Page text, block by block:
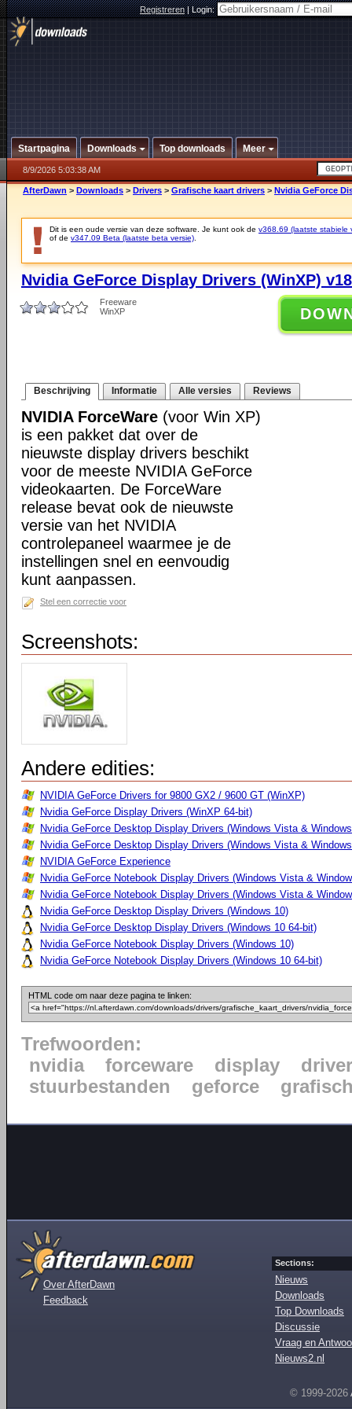
Registreren|Login:
Startpagina Downloads Top downloads Meer
8/9/2026 5:03:38 AM
AfterDawn > Downloads > Drivers > Grafische kaart drivers > Nvidia GeForce
Dit is een oude versie van deze software. Je kunt ook de v368.69 (laatste stabiele
of de v347.09 Beta (laatste beta versie)
Nvidia GeForce Display Drivers (WinXP)
Freeware
WinXP
Beschrijving Informatie Alle versies Reviews
NVIDIA ForceWare (voor Win XP)
is een pakket dat over de
nieuwste display drivers beschikt
voor de meeste NVIDIA GeForce
videokaarten. De ForceWare
release bevat ook de nieuwste
versie van het NVIDIA
controlepaneel waarmee je de
instellingen snel en eenvoudig
kunt aanpassen.
Stel een correctie voor
Screenshots:
Andere edities:
NVIDIA GeForce Drivers for 9800 GX2 / 9600 GT (WinXP)
Nvidia GeForce Display Drivers (WinXP 64-bit)
Nvidia GeForce Desktop Display Drivers (Windows Vista &
Nvidia GeForce Desktop Display Drivers (Windows Vista &
NVIDIA GeForce Experience
Nvidia GeForce Notebook Display Drivers (Windows Vista &
Nvidia GeForce Notebook Display Drivers (Windows Vista &
Nvidia GeForce Desktop Display Drivers (Windows 10)
Nvidia GeForce Desktop Display Drivers (Windows 10 64-bit)
Nvidia GeForce Notebook Display Drivers (Windows 10)
Nvidia GeForce Notebook Display Drivers (Windows 10 64-bit)
HTML code om naar deze pagina te linken:
Trefwoorden:
nvidia
forceware display
driver
stuurbestanden
geforce
Over AfterDawn
Feedback
Sections:
Nieuws
Downloads
Top Downloads
Discussie
Vraag en
Nieuws2.nl
© 1999-2026